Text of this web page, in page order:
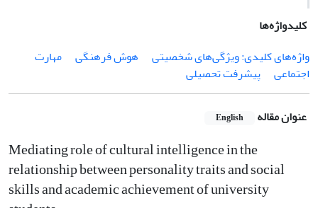
کلیدواژه‌ها
واژه‌های کلیدی: ویژگی‌های شخصیتی
هوش فرهنگی
مهارت
اجتماعی
پیشرفت تحصیلی
عنوان مقاله English
Mediating role of cultural intelligence in the
relationship between personality traits and social
skills and academic achievement of university